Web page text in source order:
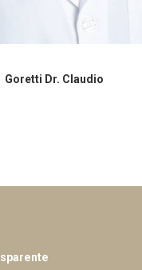
Goretti Dr. Claudio